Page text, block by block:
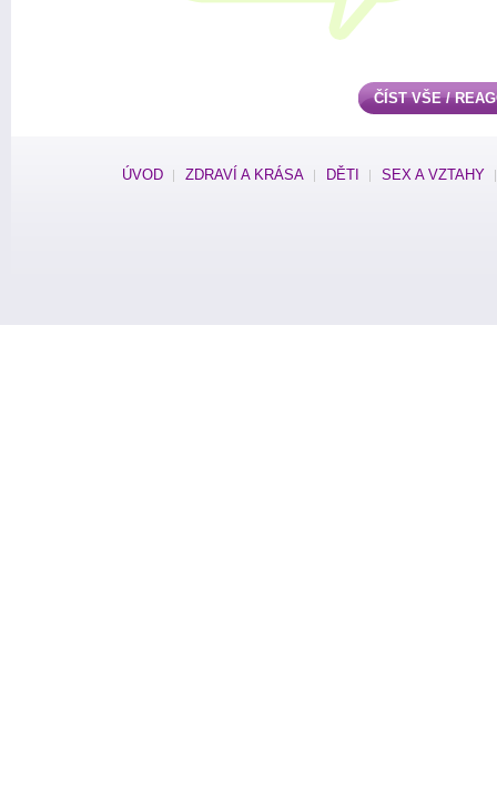
ČÍST VŠE /
ÚVOD ZDRAVÍ A KRÁSA DĚTI SEX A VZTAHY